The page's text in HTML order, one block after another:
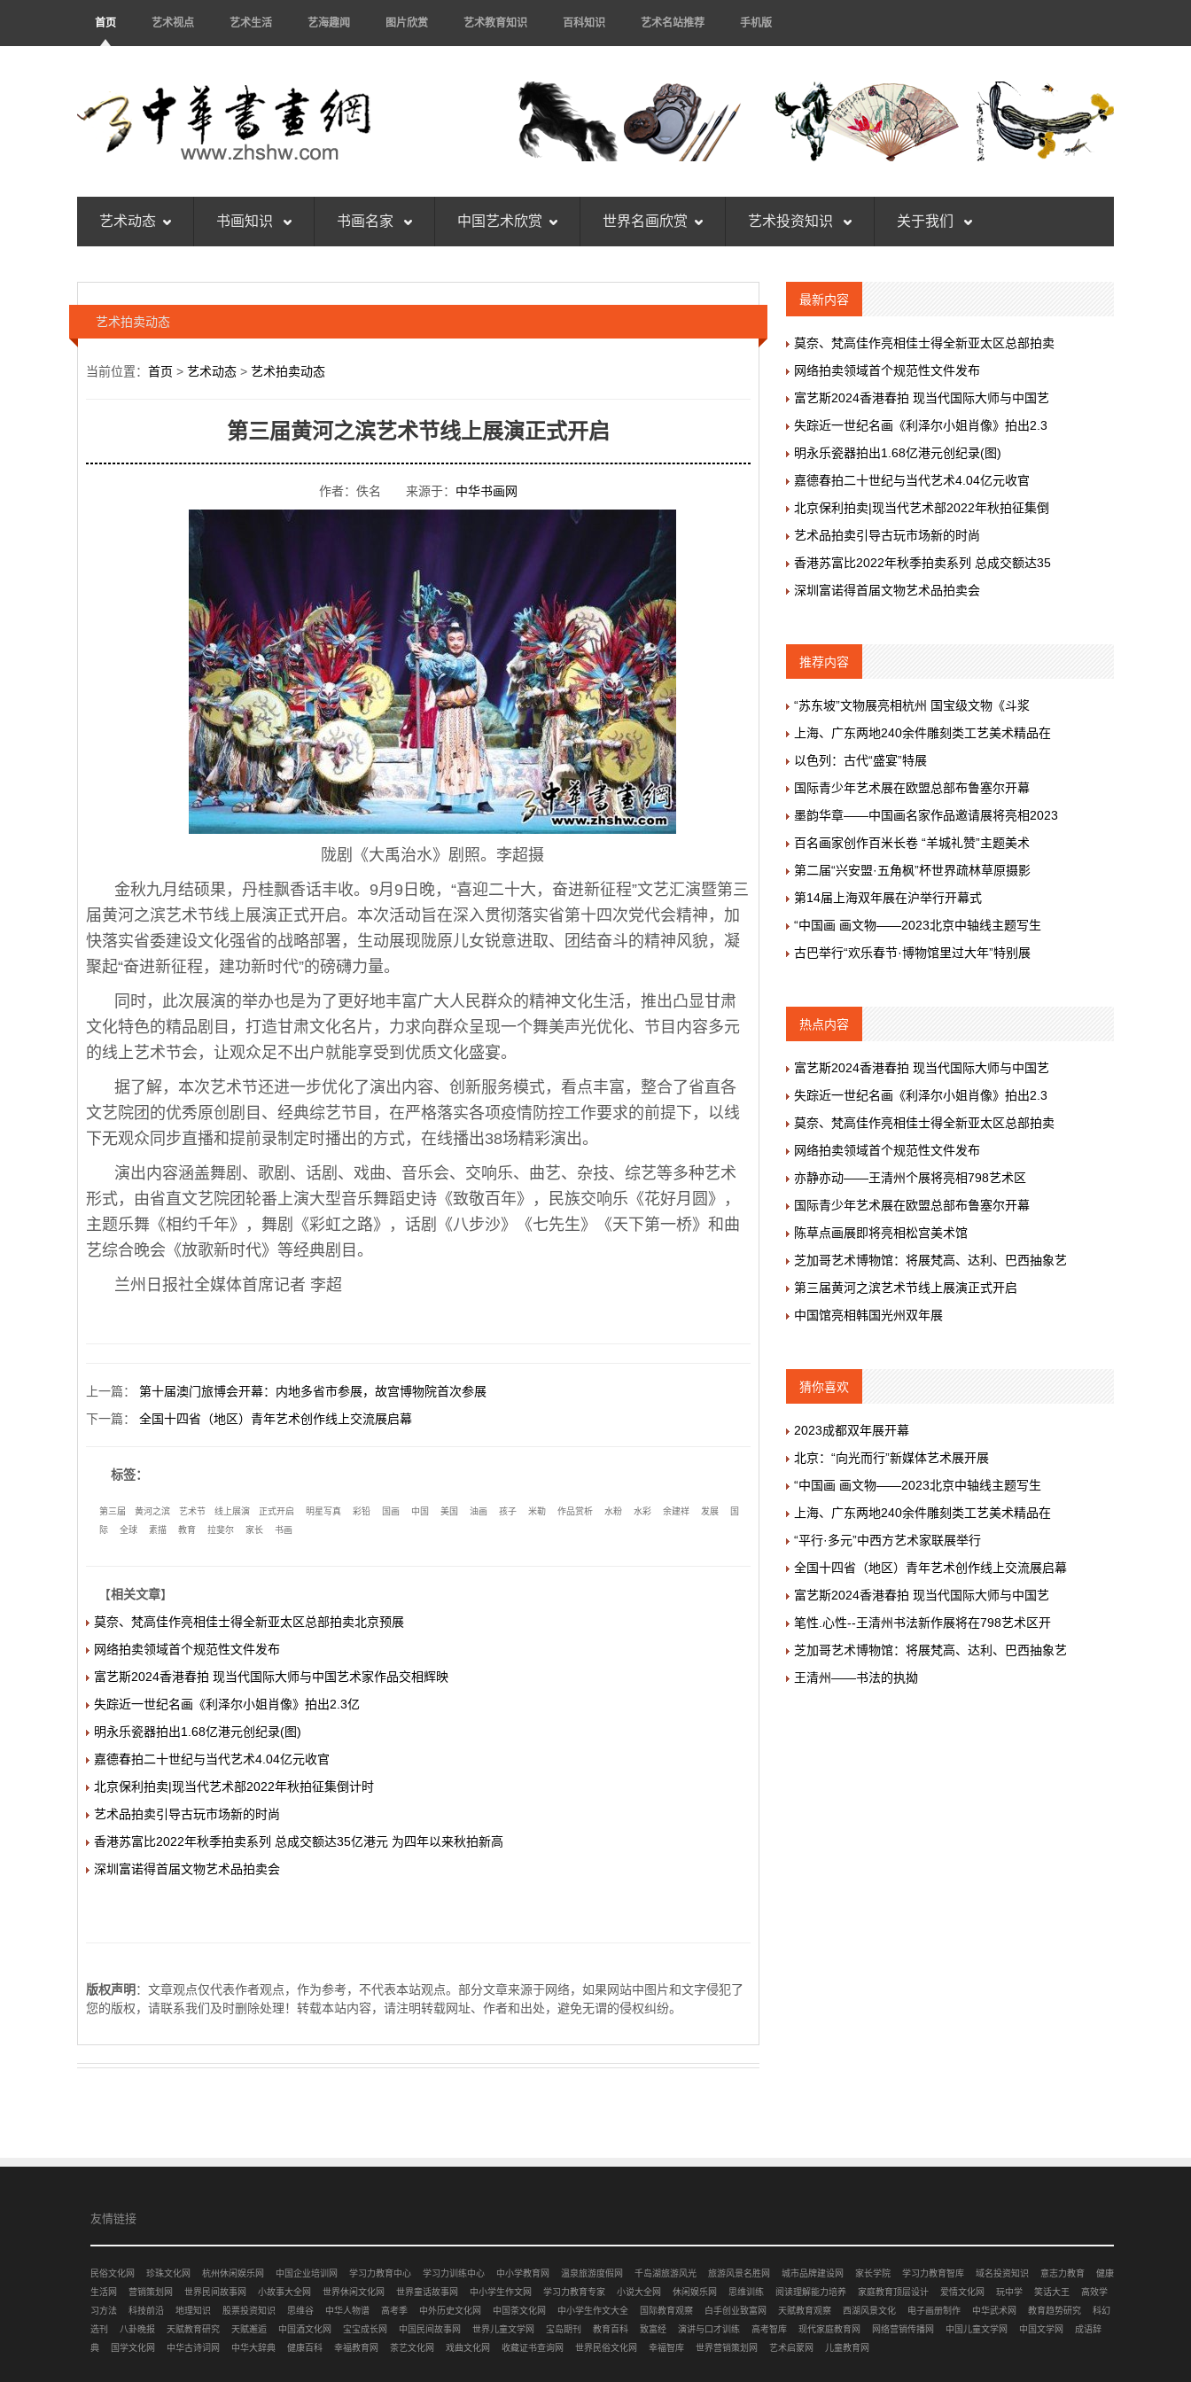
首页 艺术视点 艺术生活 艺海趣闻 图片欣赏 艺术教育知识 百科知识 艺术名站推荐 手机版
艺术动态 书画知识 书画名家 中国艺术欣赏 世界名画欣赏 艺术投资知识 关于我们
艺术拍卖动态
当前位置： 首页 > 艺术动态 > 艺术拍卖动态
第三届黄河之滨艺术节线上展演正式开启
作者：佚名 来源于： 中华书画网
陇剧《大禹治水》剧照。李超摄
金秋九月结硕果，丹桂飘香话丰收。9月9日晚，“喜迎二十大，奋进新征程”文艺汇演暨第三
届黄河之滨艺术节线上展演正式开启。本次活动旨在深入贯彻落实省第十四次党代会精神，加
快落实省委建设文化强省的战略部署，生动展现陇原儿女锐意进取、团结奋斗的精神风貌，凝
聚起“奋进新征程，建功新时代”的磅礴力量。
同时，此次展演的举办也是为了更好地丰富广大人民群众的精神文化生活，推出凸显甘肃
文化特色的精品剧目，打造甘肃文化名片，力求向群众呈现一个舞美声光优化、节目内容多元
的线上艺术节会，让观众足不出户就能享受到优质文化盛宴。
据了解，本次艺术节还进一步优化了演出内容、创新服务模式，看点丰富，整合了省直各
文艺院团的优秀原创剧目、经典综艺节目，在严格落实各项疫情防控工作要求的前提下，以线
下无观众同步直播和提前录制定时播出的方式，在线播出38场精彩演出。
演出内容涵盖舞剧、歌剧、话剧、戏曲、音乐会、交响乐、曲艺、杂技、综艺等多种艺术
形式，由省直文艺院团轮番上演大型音乐舞蹈史诗《致敬百年》，民族交响乐《花好月圆》，
主题乐舞《相约千年》，舞剧《彩虹之路》，话剧《八步沙》《七先生》《天下第一桥》和曲
艺综合晚会《放歌新时代》等经典剧目。
兰州日报社全媒体首席记者 李超
上一篇： 第十届澳门旅博会开幕：内地多省市参展，故宫博物院首次参展
下一篇： 全国十四省（地区）青年艺术创作线上交流展启幕
标签：
第三届 黄河之滨 艺术节 线上展演 正式开启 明星写真 彩铅 国画 中国 美国 油画 孩子 米勒 作品赏析 水粉 水彩 余建祥 发展
国
际
全球 素描 教育 拉斐尔 家长 书画
【相关文章】
莫奈、梵高佳作亮相佳士得全新亚太区总部拍卖北京预展
网络拍卖领域首个规范性文件发布
富艺斯2024香港春拍 现当代国际大师与中国艺术家作品交相辉映
失踪近一世纪名画《利泽尔小姐肖像》拍出2.3亿
明永乐瓷器拍出1.68亿港元创纪录(图)
嘉德春拍二十世纪与当代艺术4.04亿元收官
北京保利拍卖|现当代艺术部2022年秋拍征集倒计时
艺术品拍卖引导古玩市场新的时尚
香港苏富比2022年秋季拍卖系列 总成交额达35亿港元 为四年以来秋拍新高
深圳富诺得首届文物艺术品拍卖会
版权声明 ：文章观点仅代表作者观点，作为参考，不代表本站观点。部分文章来源于网络，如果网站中图片和文字侵犯了
您的版权，请联系我们及时删除处理！转载本站内容，请注明转载网址、作者和出处，避免无谓的侵权纠纷。
最新内容
莫奈、梵高佳作亮相佳士得全新亚太区总部拍卖
网络拍卖领域首个规范性文件发布
富艺斯2024香港春拍 现当代国际大师与中国艺
失踪近一世纪名画《利泽尔小姐肖像》拍出2.3
明永乐瓷器拍出1.68亿港元创纪录(图)
嘉德春拍二十世纪与当代艺术4.04亿元收官
北京保利拍卖|现当代艺术部2022年秋拍征集倒
艺术品拍卖引导古玩市场新的时尚
香港苏富比2022年秋季拍卖系列 总成交额达35
深圳富诺得首届文物艺术品拍卖会
推荐内容
“苏东坡”文物展亮相杭州 国宝级文物《斗浆
上海、广东两地240余件雕刻类工艺美术精品在
以色列：古代“盛宴”特展
国际青少年艺术展在欧盟总部布鲁塞尔开幕
墨韵华章——中国画名家作品邀请展将亮相2023
百名画家创作百米长卷 “羊城礼赞”主题美术
第二届“兴安盟·五角枫”杯世界疏林草原摄影
第14届上海双年展在沪举行开幕式
“中国画 画文物——2023北京中轴线主题写生
古巴举行“欢乐春节·博物馆里过大年”特别展
热点内容
富艺斯2024香港春拍 现当代国际大师与中国艺
失踪近一世纪名画《利泽尔小姐肖像》拍出2.3
莫奈、梵高佳作亮相佳士得全新亚太区总部拍卖
网络拍卖领域首个规范性文件发布
亦静亦动——王清州个展将亮相798艺术区
国际青少年艺术展在欧盟总部布鲁塞尔开幕
陈草点画展即将亮相松宫美术馆
芝加哥艺术博物馆：将展梵高、达利、巴西抽象艺
第三届黄河之滨艺术节线上展演正式开启
中国馆亮相韩国光州双年展
猜你喜欢
2023成都双年展开幕
北京：“向光而行”新媒体艺术展开展
“中国画 画文物——2023北京中轴线主题写生
上海、广东两地240余件雕刻类工艺美术精品在
“平行·多元”中西方艺术家联展举行
全国十四省（地区）青年艺术创作线上交流展启幕
富艺斯2024香港春拍 现当代国际大师与中国艺
笔性.心性--王清州书法新作展将在798艺术区开
芝加哥艺术博物馆：将展梵高、达利、巴西抽象艺
王清州——书法的执拗
友情链接
民俗文化网 珍珠文化网 杭州休闲娱乐网 中国企业培训网 学习力教育中心 学习力训练中心 中小学教育网 温泉旅游度假网 千岛湖旅游风光 旅游风景名胜网 城市品牌建设网 家长学院 学习力教育智库 域名投资知识 意志力教育
健康
生活网
营销策划网 世界民间故事网 小故事大全网 世界休闲文化网 世界童话故事网 中小学生作文网 学习力教育专家 小说大全网 休闲娱乐网 思维训练 阅读理解能力培养 家庭教育顶层设计 爱情文化网 玩中学 笑话大王
高效学
习方法
科技前沿 地理知识 股票投资知识 思维谷 中华人物谱 高考季 中外历史文化网 中国茶文化网 中小学生作文大全 国际教育观察 白手创业致富网 天赋教育观察 西湖风景文化 电子画册制作 中华武术网 教育趋势研究
科幻
选刊
八卦晚报 天赋教育研究 天赋邂逅 中国酒文化网 宝宝成长网 中国民间故事网 世界儿童文学网 宝岛期刊 教育百科 致富经 演讲与口才训练 高考智库 现代家庭教育网 网络营销传播网 中国儿童文学网 中国文学网
成语辞
典
国学文化网 中华古诗词网 中华大辞典 健康百科 幸福教育网 茶艺文化网 戏曲文化网 收藏证书查询网 世界民俗文化网 幸福智库 世界营销策划网 艺术启蒙网 儿童教育网